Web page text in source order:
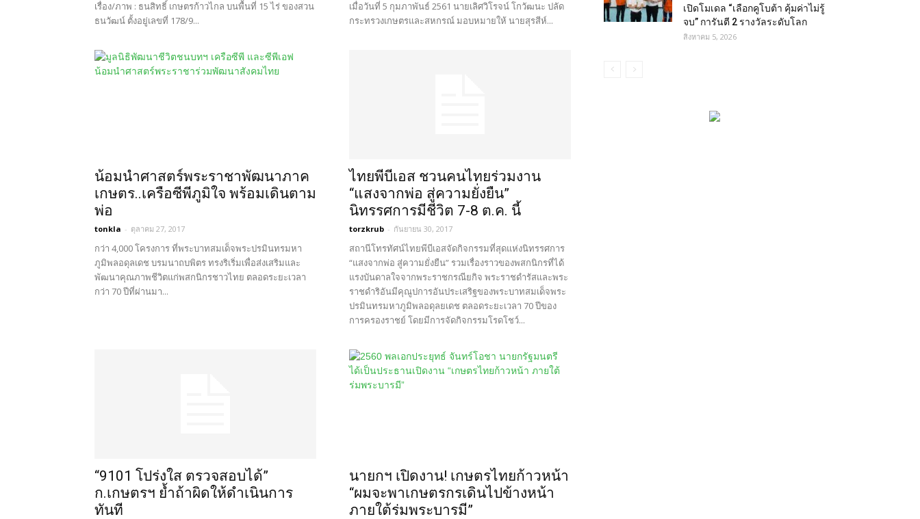
เรื่อง/ภาพ : ธนสิทธิ์ เกษตรก้าวไกล บนพื้นที่ 15 ไร่ ของสวน
ธนวัฒน์ ตั้งอยู่เลขที่ 178/9...
เมื่อวันที่ 5 กุมภาพันธ์ 2561 นายเลิศวิโรจน์ โกวัฒนะ ปลัด
กระทรวงเกษตรและสหกรณ์ มอบหมายให้ นายสุรสีห์...
น้อมนำศาสตร์พระราชาพัฒนาภาค
เกษตร..เครือซีพีภูมิใจ พร้อมเดินตาม
พ่อ
tonkla - ตุลาคม 27, 2017
กว่า 4,000 โครงการ ที่พระบาทสมเด็จพระปรมินทรมหา
ภูมิพลอดุลเดช บรมนาถบพิตร ทรงริเริ่มเพื่อส่งเสริมและ
พัฒนาคุณภาพชีวิตแก่พสกนิกรชาวไทย ตลอดระยะเวลา
กว่า 70 ปีที่ผ่านมา...
ไทยพีบีเอส ชวนคนไทยร่วมงาน
“แสงจากพ่อ สู่ความยั่งยืน”
นิทรรศการมีชีวิต 7-8 ต.ค. นี้
torzkrub - กันยายน 30, 2017
สถานีโทรทัศน์ไทยพีบีเอสจัดกิจกรรมที่สุดแห่งนิทรรศการ
“แสงจากพ่อ สู่ความยั่งยืน” รวมเรื่องราวของพสกนิกรที่ได้
แรงบันดาลใจจากพระราชกรณียกิจ พระราชดำรัสและพระ
ราชดำริอันมีคุณูปการอันประเสริฐของพระบาทสมเด็จพระ
ปรมินทรมหาภูมิพลอดุลยเดช ตลอดระยะเวลา 70 ปีของ
การครองราชย์ โดยมีการจัดกิจกรรมโรดโชว์...
“9101 โปร่งใส ตรวจสอบได้”
ก.เกษตรฯ ย้ำถ้าผิดให้ดำเนินการ
ทันที
นายกฯ เปิดงาน! เกษตรไทยก้าวหน้า
“ผมจะพาเกษตรกรเดินไปข้างหน้า
ภายใต้ร่มพระบารมี”
เปิดโมเดล “เลือกคูโบต้า คุ้มค่าไม่รู้
จบ” การันตี 2 รางวัลระดับโลก
สิงหาคม 5, 2026